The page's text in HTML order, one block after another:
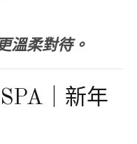
溫柔對待。
｜新年